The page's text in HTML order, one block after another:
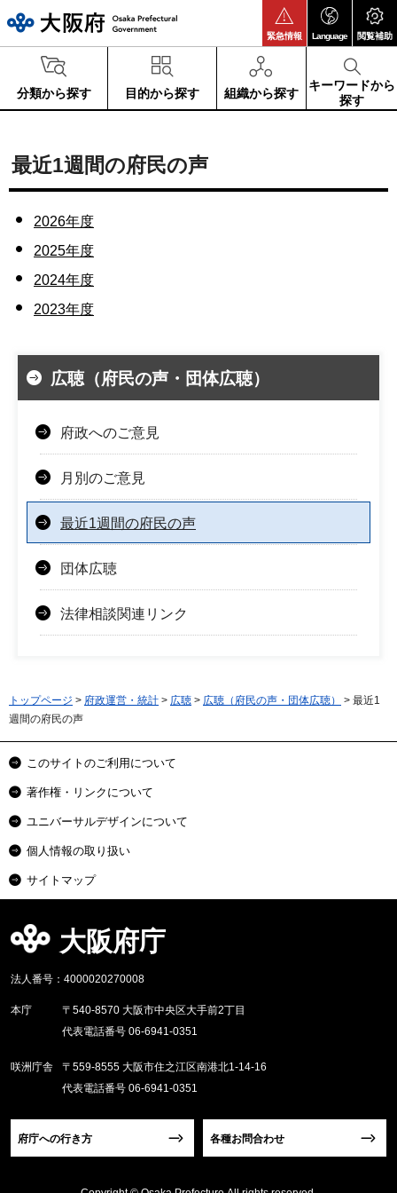
緊急情報 Language 閲覧補助
分類から探す 目的から探す 組織から探す
キーワードから
探す
最近1週間の府民の声
2026年度
2025年度
2024年度
2023年度
広聴（府民の声・団体広聴）
府政へのご意見
月別のご意見
最近1週間の府民の声
団体広聴
法律相談関連リンク
トップページ > 府政運営・統計 > 広聴 > 広聴（府民の声・団体広聴）
> 最近1
週間の府民の声
このサイトのご利用について
著作権・リンクについて
ユニバーサルデザインについて
個人情報の取り扱い
サイトマップ
大阪府庁
法人番号：4000020270008
本庁
〒540-8570 大阪市中央区大手前2丁目
代表電話番号 06-6941-0351
咲洲庁舎
〒559-8555 大阪市住之江区南港北1-14-16
代表電話番号 06-6941-0351
府庁への行き方 各種お問合わせ